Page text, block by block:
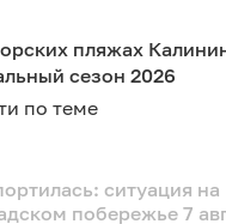
пляжах
сезон 2026
по теме
ситуация на
побережье 7